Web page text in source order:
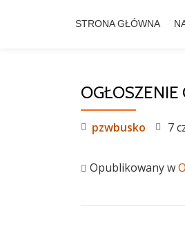
STRONA GŁÓWNA
pzwbusko 7
Opublikowany w